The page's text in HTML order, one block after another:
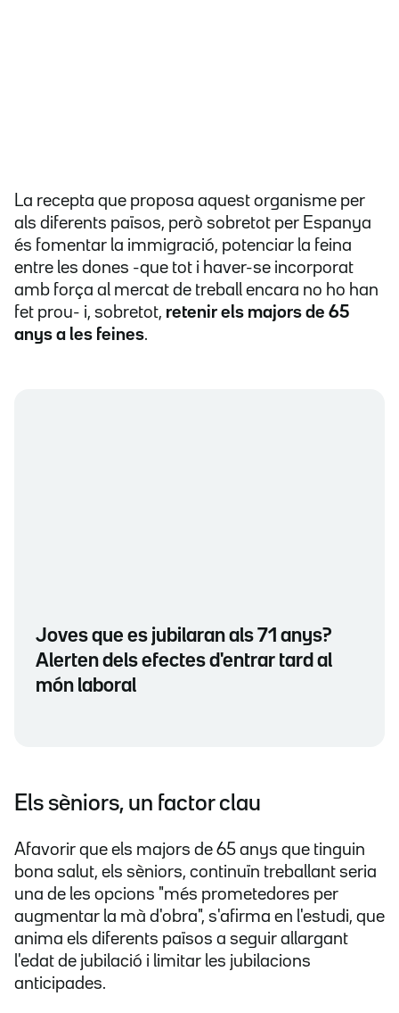
La recepta que proposa aquest organisme per
als diferents països, però sobretot per Espanya
és fomentar la immigració, potenciar la feina
entre les dones -que tot i haver-se incorporat
amb força al mercat de treball encara no ho han
fet prou- i, sobretot, retenir els majors de 65
anys a les feines.
Joves que es jubilaran als 71 anys?
Alerten dels efectes d'entrar tard al
món laboral
Els sèniors, un factor clau
Afavorir que els majors de 65 anys que tinguin
bona salut, els sèniors, continuïn treballant seria
una de les opcions "més prometedores per
augmentar la mà d'obra", s'afirma en l'estudi, que
anima els diferents països a seguir allargant
l'edat de jubilació i limitar les jubilacions
anticipades.